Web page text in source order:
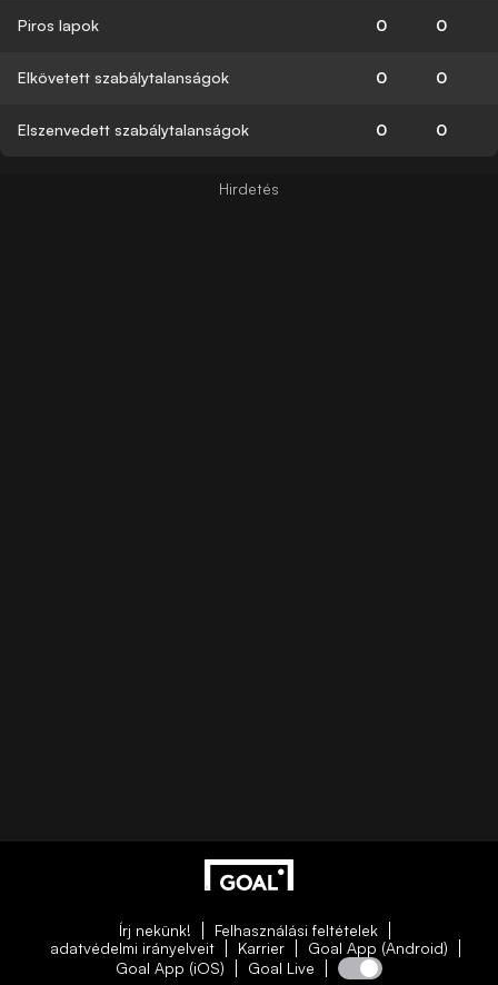
Piros lapok 0 0
Elkövetett szabálytalanságok 0 0
Elszenvedett szabálytalanságok 0 0
Írj nekünk!
Felhasználási feltételek
adatvédelmi irányelveit
Karrier
Goal App (Android)
Goal App (iOS)
Goal Live